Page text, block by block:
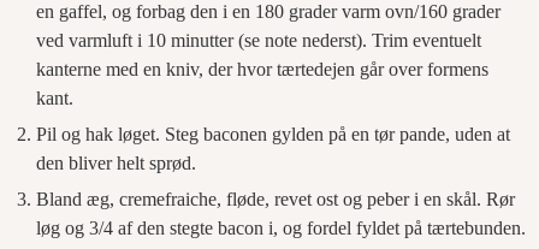
en gaffel, og forbag den i en 180 grader varm ovn/160 grader
ved varmluft i 10 minutter (se note nederst). Trim eventuelt
kanterne med en kniv, der hvor tærtedejen går over formens
kant.
Pil og hak løget. Steg baconen gylden på en tør pande, uden at
den bliver helt sprød.
Bland æg, cremefraiche, fløde, revet ost og peber i en skål. Rør
løg og 3/4 af den stegte bacon i, og fordel fyldet på tærtebunden.